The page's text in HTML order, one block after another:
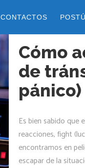
CONTACTOS
Cómo
de
pánico)
Es bien sabido que
reacciones, fight
encontramos en
escapar de la